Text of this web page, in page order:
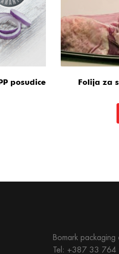
posudice
Folija za
Bomark
Tel: +387 33